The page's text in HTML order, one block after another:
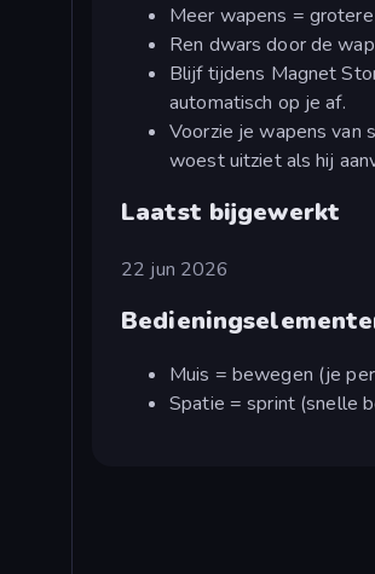
Meer wapens =
Ren dwars door de
Blijf tijdens Magnet
automatisch op je af.
Voorzie je wapens van
woest uitziet als hij
Laatst bijgewerkt
22 jun 2026
Muis = bewegen (je
Spatie = sprint (snelle